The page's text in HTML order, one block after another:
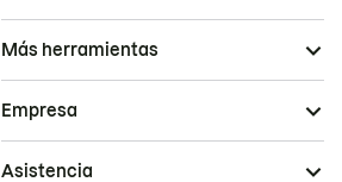
Más herramientas
Empresa
Asistencia